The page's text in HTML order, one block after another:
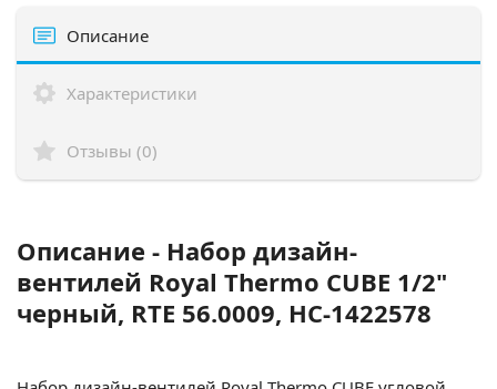
Описание
Характеристики
Отзывы (0)
Описание - Набор дизайн-
вентилей Royal Thermo CUBE 1/2"
черный, RTE 56.0009, НС-1422578